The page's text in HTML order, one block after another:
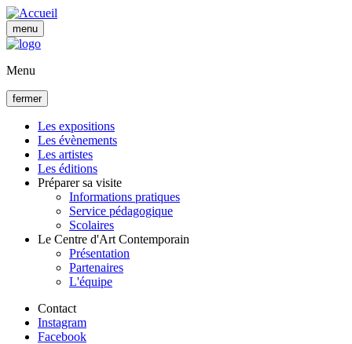
Aller
au
contenu
menu
Menu
fermer
Navigation
principale
Les expositions
Les évènements
Les artistes
Les éditions
Préparer sa visite
Informations pratiques
Service pédagogique
Scolaires
Le Centre d'Art Contemporain
Présentation
Partenaires
L'équipe
Contact
Instagram
Facebook